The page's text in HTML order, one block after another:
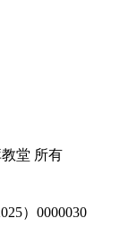
堂 所有
）0000030